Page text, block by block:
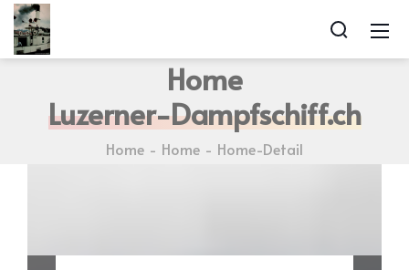
Home
Luzerner-Dampfschiff.ch
Home Home Home-Detail